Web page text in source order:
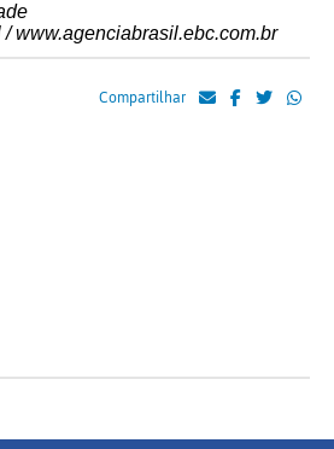
www.agenciabrasil.ebc.com.br
Compartilhar